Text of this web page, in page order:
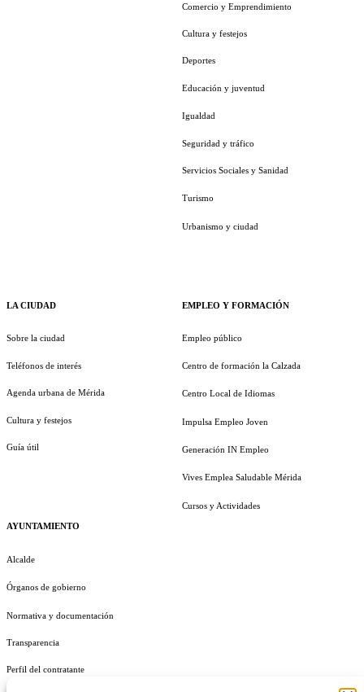
LA CIUDAD
Sobre la ciudad
Teléfonos de interés
Agenda urbana de Mérida
Cultura y festejos
Guía útil
AYUNTAMIENTO
Alcalde
Órganos de gobierno
Normativa y documentación
Transparencia
Perfil del contratante
Comercio y Emprendimiento
Cultura y festejos
Deportes
Educación y juventud
Igualdad
Seguridad y tráfico
Servicios Sociales y Sanidad
Turismo
Urbanismo y ciudad
EMPLEO Y FORMACIÓN
Empleo público
Centro de formación la Calzada
Centro Local de Idiomas
Impulsa Empleo Joven
Generación IN Empleo
Vives Emplea Saludable Mérida
Cursos y Actividades